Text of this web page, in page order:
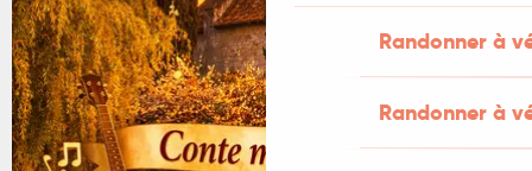
Randonner à
Randonner à